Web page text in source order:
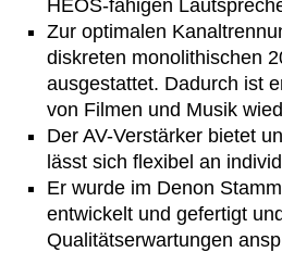
HEOS-fähigen
Zur optimalen
diskreten monolithischen
ausgestattet. Dadurch ist
von Filmen und Musik
Der AV-Verstärker bietet
lässt sich flexibel an
Er wurde im Denon
entwickelt und gefertigt
Qualitätserwartungen